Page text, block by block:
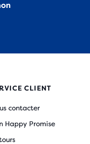
CLIENT
contacter
Happy Promise